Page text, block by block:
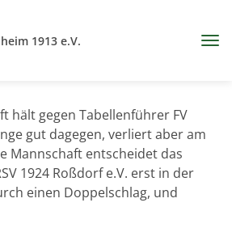
1913 e.V.
hält gegen Tabellenführer FV
gut dagegen, verliert aber am
Mannschaft entscheidet das
1924 Roßdorf e.V. erst in der
einen Doppelschlag, und